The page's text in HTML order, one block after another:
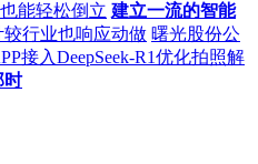
能轻松倒立 建立一流的智能
较行业也响应动做 曙光股份公
接入DeepSeek-R1优化拍照解
时